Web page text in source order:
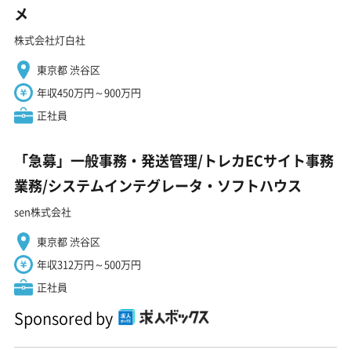
メ
株式会社灯白社
東京都 渋谷区
年収450万円～900万円
正社員
「急募」一般事務・発送管理/トレカECサイト事務
業務/システムインテグレータ・ソフトハウス
sen株式会社
東京都 渋谷区
年収312万円～500万円
正社員
Sponsored by